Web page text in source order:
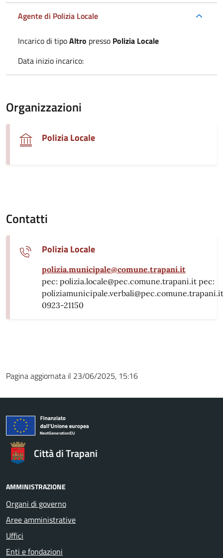
Agente di Polizia Locale
Incarico di tipoAltro presso Polizia Locale
Data inizio incarico:
Organizzazioni
Polizia Locale
Contatti
Polizia Locale
polizia.municipale@comune.trapani.it
pec: polizia.locale@pec.comune.trapani.it pec:
poliziamunicipale.verbali@pec.comune.trapani.it
0923-21150
Pagina aggiornata il 23/06/2025, 15:16
Città di Trapani
AMMINISTRAZIONE
Organi di governo
Aree amministrative
Uffici
Enti e fondazioni